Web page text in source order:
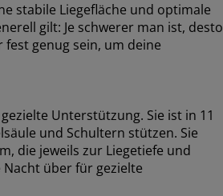
stabile Liegefläche und optimale
gilt: Je schwerer man ist, desto
genug sein, um deine
Unterstützung. Sie ist in 11
und Schultern stützen. Sie
die jeweils zur Liegetiefe und
über für gezielte